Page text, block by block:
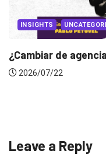
INSIGHTS
Leave a Reply